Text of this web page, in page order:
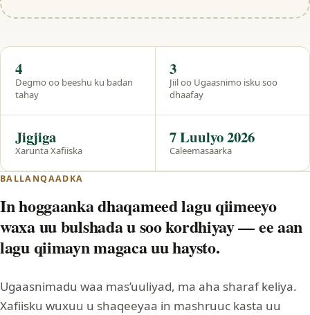
Hal eeg
Degmo oo beeshu ku badan
tahay
4
Jiil oo Ugaasnimo isku soo
dhaafay
3
Xarunta Xafiiska
Jigjiga
Caleemasaarka
7 Luulyo 2026
BALLANQAADKA
In hoggaanka dhaqameed lagu qiimeeyo
waxa uu bulshada u soo kordhiyay — ee aan
lagu qiimayn magaca uu haysto.
Ugaasnimadu waa mas’uuliyad, ma aha sharaf keliya.
Xafiisku wuxuu u shaqeeyaa in mashruuc kasta uu